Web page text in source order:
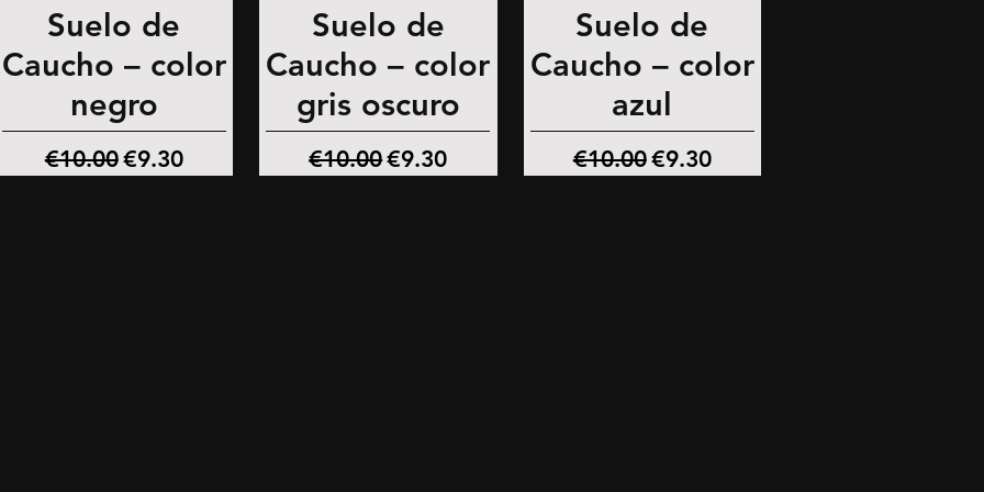
Quick View
Suelo de
Caucho – color
negro
Regular Price
€10.00Sale Price
€9.30
Quick View
Suelo de
Caucho – color
gris oscuro
Regular Price
€10.00Sale Price
€9.30
Quick View
Suelo de
Caucho – color
azul
Regular Price
€10.00Sale Price
€9.30